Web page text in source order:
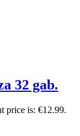
32 gab.
price is: €12.99.